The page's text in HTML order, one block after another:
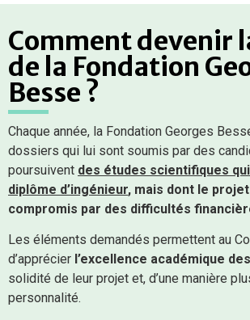
Comment devenir
de la Fondation
Besse ?
Chaque année, la Fondation Georges
dossiers qui lui sont soumis par des
poursuivent des études scientifiques
diplôme d’ingénieur, mais dont le
compromis par des difficultés
Les éléments demandés permettent au
d’apprécier l’excellence académique
solidité de leur projet et, d’une manière
personnalité.